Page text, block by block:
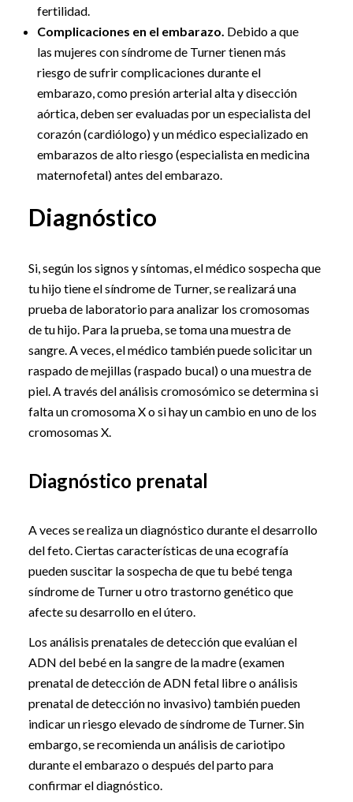
fertilidad.
Complicaciones en el embarazo. Debido a que
las mujeres con síndrome de Turner tienen más
riesgo de sufrir complicaciones durante el
embarazo, como presión arterial alta y disección
aórtica, deben ser evaluadas por un especialista del
corazón (cardiólogo) y un médico especializado en
embarazos de alto riesgo (especialista en medicina
maternofetal) antes del embarazo.
Diagnóstico
Si, según los signos y síntomas, el médico sospecha que
tu hijo tiene el síndrome de Turner, se realizará una
prueba de laboratorio para analizar los cromosomas
de tu hijo. Para la prueba, se toma una muestra de
sangre. A veces, el médico también puede solicitar un
raspado de mejillas (raspado bucal) o una muestra de
piel. A través del análisis cromosómico se determina si
falta un cromosoma X o si hay un cambio en uno de los
cromosomas X.
Diagnóstico prenatal
A veces se realiza un diagnóstico durante el desarrollo
del feto. Ciertas características de una ecografía
pueden suscitar la sospecha de que tu bebé tenga
síndrome de Turner u otro trastorno genético que
afecte su desarrollo en el útero.
Los análisis prenatales de detección que evalúan el
ADN del bebé en la sangre de la madre (examen
prenatal de detección de ADN fetal libre o análisis
prenatal de detección no invasivo) también pueden
indicar un riesgo elevado de síndrome de Turner. Sin
embargo, se recomienda un análisis de cariotipo
durante el embarazo o después del parto para
confirmar el diagnóstico.